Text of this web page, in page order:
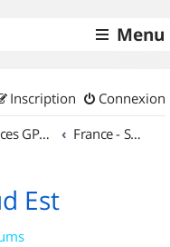
Menu
Connexion
Inscription
Traces GPS de randos VTT France - Sud Est
Est